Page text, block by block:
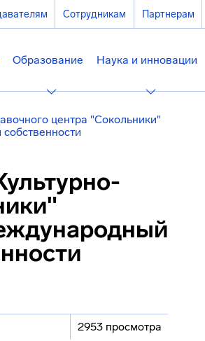
Сотрудникам Партнерам
Образование Наука и инновации
центра "Сокольники"
2953 просмотра